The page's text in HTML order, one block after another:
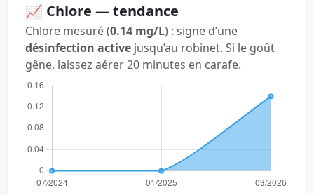
📈 Chlore — tendance
Chlore mesuré (0.14 mg/L) : signe d’une
désinfection active jusqu’au robinet. Si le goût
gêne, laissez aérer 20 minutes en carafe.